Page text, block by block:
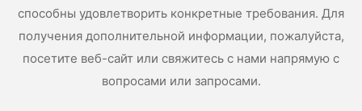
способны удовлетворить конкретные требования. Для
получения дополнительной информации, пожалуйста,
посетите веб-сайт или свяжитесь с нами напрямую с
вопросами или запросами.